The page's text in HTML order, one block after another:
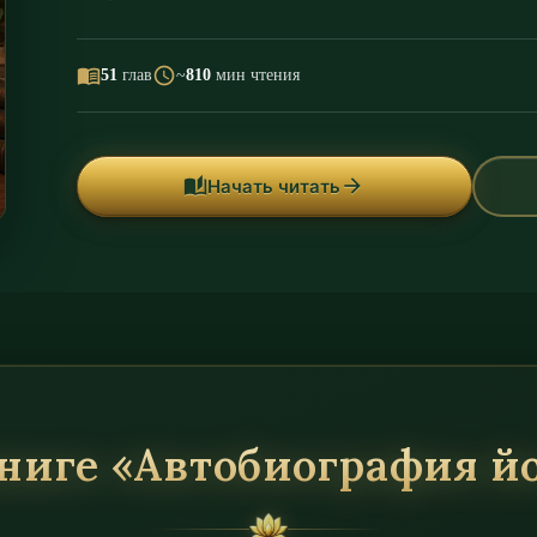
menu_book51 главschedule~810 мин чтения
auto_storiesНачать читатьarrow_forward
«Автобиография